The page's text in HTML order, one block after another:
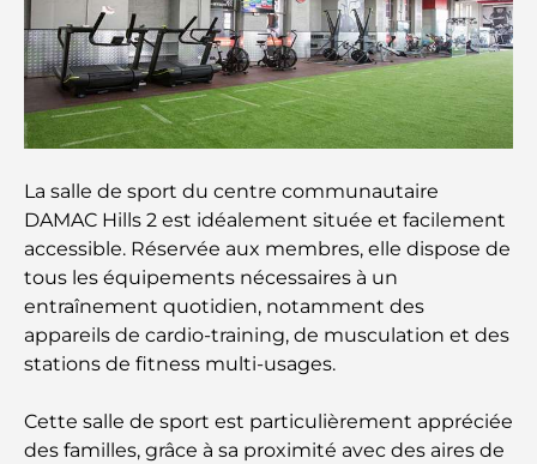
Écoles à Abou Dhabi : Le guide ultime des
meilleures écoles de la capitale
Restaurants à Abou Dhabi : un tour savoureux de
Gyms in Abu Dhabi: Your Guide to the Best
Fitness Spots in the City
Centres commerciaux à Abou Dhabi : votre guide
des meilleurs endroits pour faire du shopping en
ville
journée parfaite
La salle de sport du centre communautaire
DAMAC Hills 2 est idéalement située et facilement
accessible. Réservée aux membres, elle dispose de
tous les équipements nécessaires à un
entraînement quotidien, notamment des
appareils de cardio-training, de musculation et des
stations de fitness multi-usages.
Cette salle de sport est particulièrement appréciée
des familles, grâce à sa proximité avec des aires de